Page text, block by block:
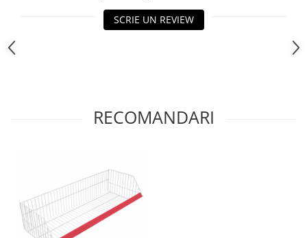
SCRIE UN REVIEW
RECOMANDARI